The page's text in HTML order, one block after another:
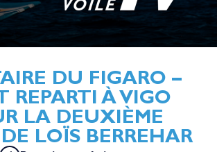
DU FIGARO –
REPARTI À VIGO
LA DEUXIÈME
LOÏS BERREHAR